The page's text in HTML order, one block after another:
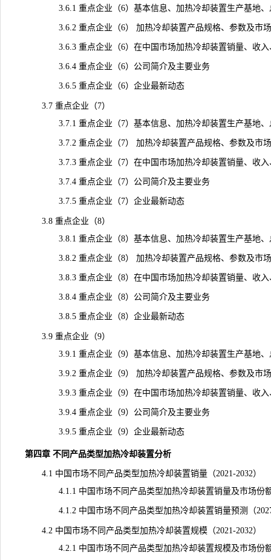
3.6.1 重点企业（6）基本信息、加热冷却装置生产基地、
3.6.2 重点企业（6） 加热冷却装置产品规格、参数及市
3.6.3 重点企业（6）在中国市场加热冷却装置销量、收入、
3.6.4 重点企业（6）公司简介及主要业务
3.6.5 重点企业（6）企业最新动态
3.7 重点企业（7）
3.7.1 重点企业（7）基本信息、加热冷却装置生产基地、
3.7.2 重点企业（7） 加热冷却装置产品规格、参数及市
3.7.3 重点企业（7）在中国市场加热冷却装置销量、收入、
3.7.4 重点企业（7）公司简介及主要业务
3.7.5 重点企业（7）企业最新动态
3.8 重点企业（8）
3.8.1 重点企业（8）基本信息、加热冷却装置生产基地、
3.8.2 重点企业（8） 加热冷却装置产品规格、参数及市
3.8.3 重点企业（8）在中国市场加热冷却装置销量、收入、
3.8.4 重点企业（8）公司简介及主要业务
3.8.5 重点企业（8）企业最新动态
3.9 重点企业（9）
3.9.1 重点企业（9）基本信息、加热冷却装置生产基地、
3.9.2 重点企业（9） 加热冷却装置产品规格、参数及市
3.9.3 重点企业（9）在中国市场加热冷却装置销量、收入、
3.9.4 重点企业（9）公司简介及主要业务
3.9.5 重点企业（9）企业最新动态
第四章 不同产品类型加热冷却装置分析
4.1 中国市场不同产品类型加热冷却装置销量（2021-2032）
4.1.1 中国市场不同产品类型加热冷却装置销量及市场份额
4.1.2 中国市场不同产品类型加热冷却装置销量预测（
4.2 中国市场不同产品类型加热冷却装置规模（2021-2032）
4.2.1 中国市场不同产品类型加热冷却装置规模及市场份额